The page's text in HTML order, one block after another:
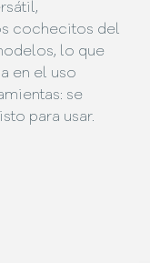
cochecitos del
lo que
en el uso
se
para usar.